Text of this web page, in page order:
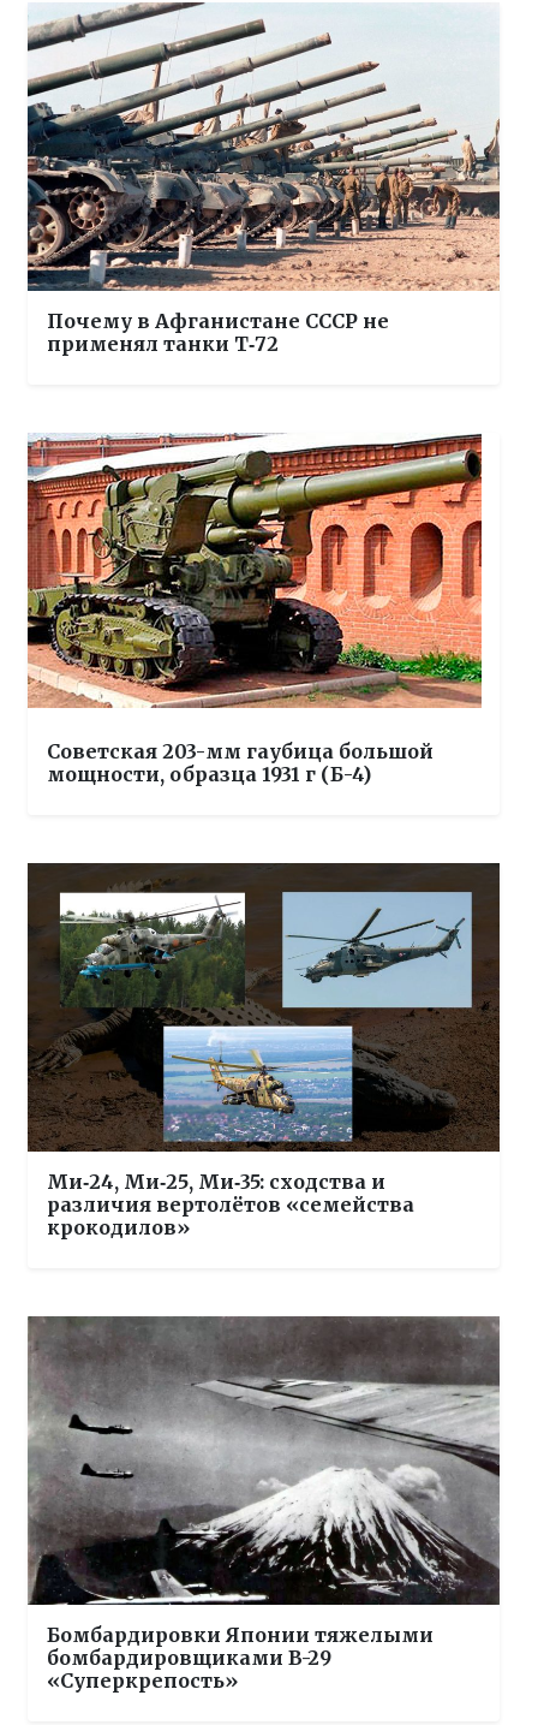
Почему в Афганистане СССР не
применял танки Т‑72
Советская 203-мм гаубица большой
мощности, образца 1931 г (Б-4)
Ми‑24, Ми‑25, Ми‑35: сходства и
различия вертолётов «семейства
крокодилов»
Бомбардировки Японии тяжелыми
бомбардировщиками B-29
«Суперкрепость»